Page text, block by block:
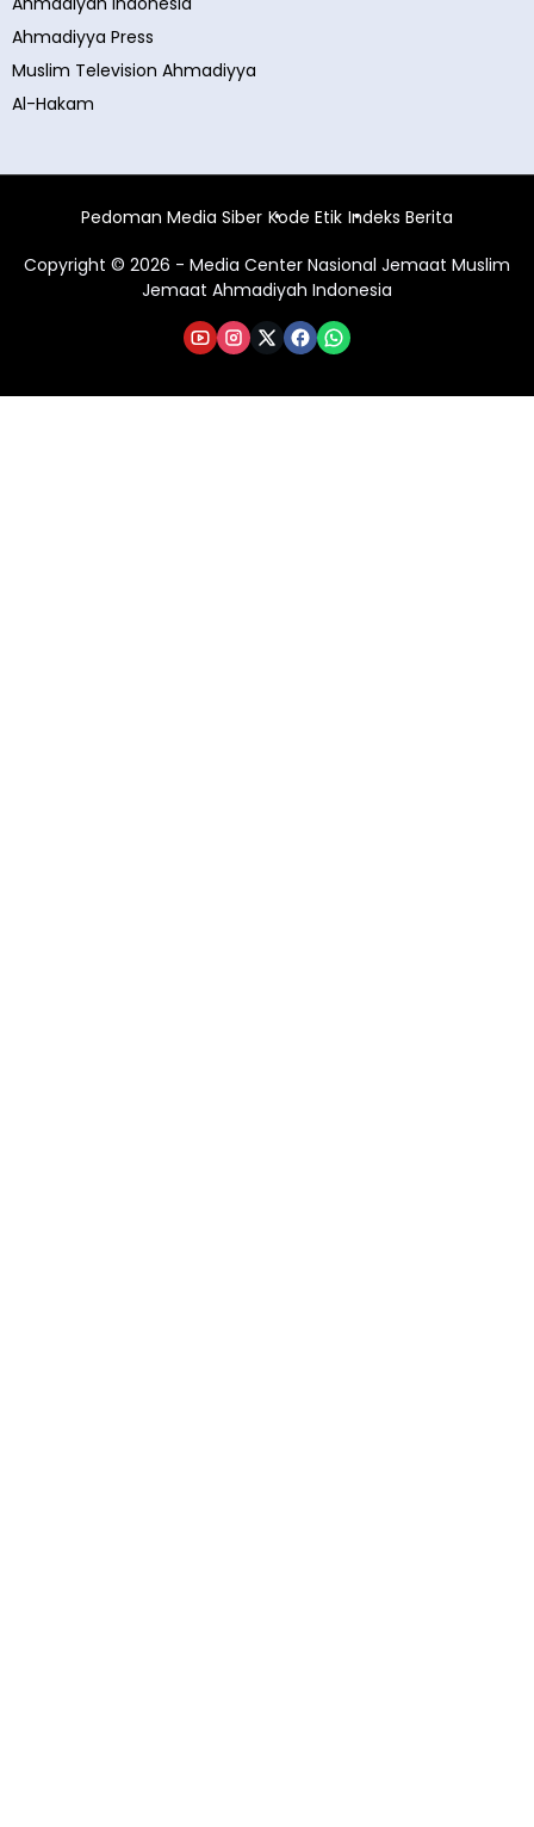
Ahmadiyya Press
Muslim Television Ahmadiyya
Al-Hakam
Pedoman Media Siber Kode Etik Indeks Berita
Copyright © 2026 - Media Center Nasional Jemaat Muslim
Jemaat Ahmadiyah Indonesia